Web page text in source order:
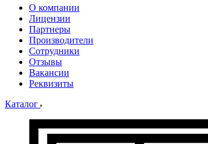
О компании
Лицензии
Партнеры
Производители
Сотрудники
Отзывы
Вакансии
Реквизиты
Каталог